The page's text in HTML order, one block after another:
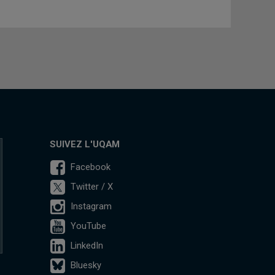
SUIVEZ L'UQAM
Facebook
Twitter / X
Instagram
YouTube
LinkedIn
Bluesky